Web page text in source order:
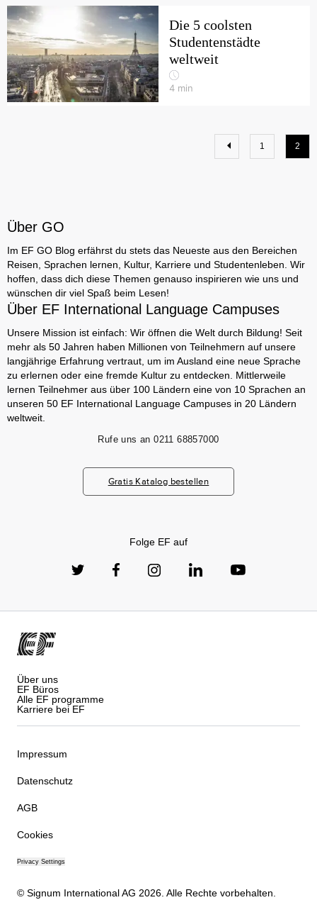
Die 5 coolsten
Studentenstädte
weltweit
4 min
1 2
Über GO
Im EF GO Blog erfährst du stets das Neueste aus den Bereichen
Reisen, Sprachen lernen, Kultur, Karriere und Studentenleben. Wir
hoffen, dass dich diese Themen genauso inspirieren wie uns und
wünschen dir viel Spaß beim Lesen!
Über EF International Language Campuses
Unsere Mission ist einfach: Wir öffnen die Welt durch Bildung! Seit
mehr als 50 Jahren haben Millionen von Teilnehmern auf unsere
langjährige Erfahrung vertraut, um im Ausland eine neue Sprache
zu erlernen oder eine fremde Kultur zu entdecken. Mittlerweile
lernen Teilnehmer aus über 100 Ländern eine von 10 Sprachen an
unseren 50 EF International Language Campuses in 20 Ländern
weltweit.
Rufe uns an 0211 68857000
Gratis Katalog bestellen
Folge EF auf
Über uns
EF Büros
Alle EF programme
Karriere bei EF
Impressum
Datenschutz
AGB
Cookies
Privacy Settings
© Signum International AG 2026. Alle Rechte vorbehalten.